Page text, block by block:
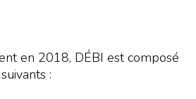
en 2018, DÉBI est composé
: